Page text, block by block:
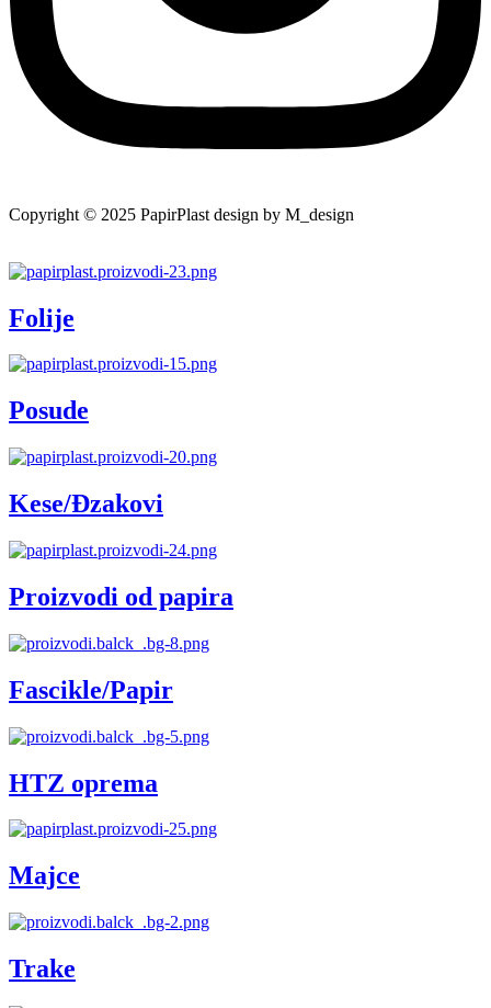
Copyright © 2025 PapirPlast design by M_design
Folije
Posude
Kese/Đzakovi
Proizvodi od papira
Fascikle/Papir
HTZ oprema
Majce
Trake